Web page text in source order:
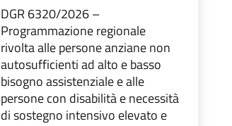
DGR 6320/2026 –
Programmazione regionale
rivolta alle persone anziane non
autosufficienti ad alto e basso
bisogno assistenziale e alle
persone con disabilità e necessità
di sostegno intensivo elevato e